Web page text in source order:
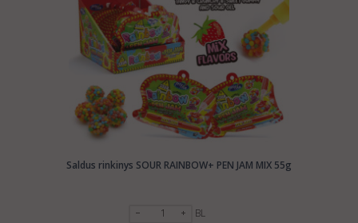
Saldus rinkinys SOUR RAINBOW+ PEN JAM MIX 55g
BL
contacts page.
For sellers: We are always searching for new partners
SWEETSabroad. Please send us the info about
your company and products to:export@manrasta.lt